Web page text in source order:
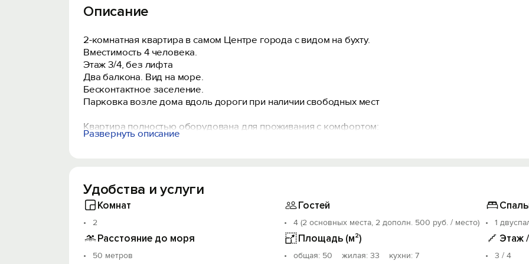
Описание
2-комнатная квартира в самом Центре города с видом на бухту.
Вместимость 4 человека.
Этаж 3/4, без лифта
Два балкона. Вид на море.
Бесконтактное заселение.
Парковка возле дома вдоль дороги при наличии свободных мест
Квартира полностью оборудована для проживания с комфортом:
- Wi-fi, горячая вода круглосуточно, розетка у кровати, на кухне есть фильтр воды.
- 2 открытых балкона. На большом балконе стоит столик и стулья, где вы можете проводить
- парковка возле дома вдоль дороги при наличии свободных мест.
Рядом: продуктовый магазин, аптека, банк, банкомат, столовая, остановка общественного
В шаговой доступности Центральная набережная, Графская Пристань, площадь Нахимова,
Развернуть описание
Удобства и услуги
Комнат
2
Гостей
4 (2 основных места, 2 дополн. 500 руб. / место) 1
Расстояние до моря
50 метров
Площадь (м²)
oбщая: 50 жилая: 33 кухни: 7
Этаж
3 / 4